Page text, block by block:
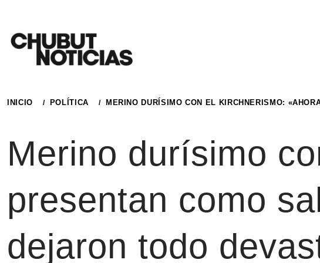
contenido
INICIO POLÍTICA MERINO DURÍSIMO CON EL KIRCHNERISMO:
Merino durísimo
presentan como
dejaron todo